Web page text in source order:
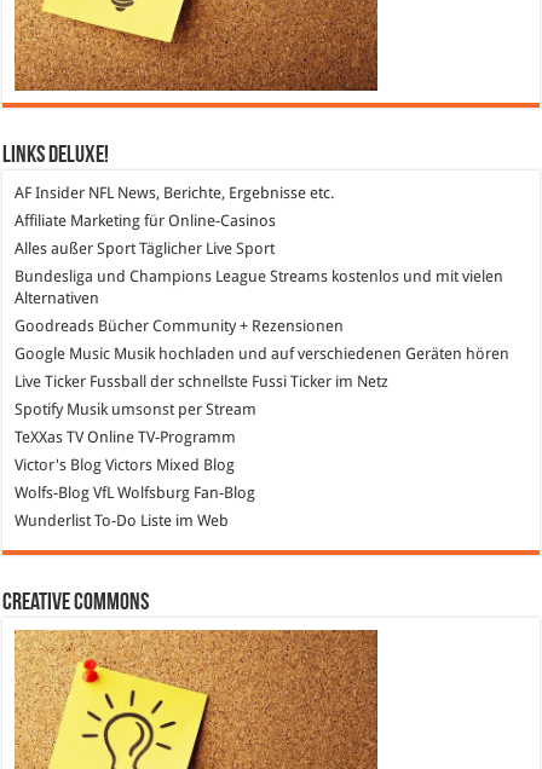
Links DeLuXe!
AF Insider NFL News, Berichte, Ergebnisse etc.
Affiliate Marketing für Online-Casinos
Alles außer SportTäglicher Live Sport
Bundesliga und Champions League Streams kostenlos und mit vielen
Alternativen
Goodreads Bücher Community + Rezensionen
Google Music Musik hochladen und auf verschiedenen Geräten hören
Live Ticker Fussball
der schnellste Fussi Ticker im Netz
SpotifyMusik umsonst per Stream
TeXXas TVOnline TV-Programm
Victor's Blog Victors Mixed Blog
Wolfs-Blog VfL Wolfsburg Fan-Blog
WunderlistTo-Do Liste im Web
Creative Commons